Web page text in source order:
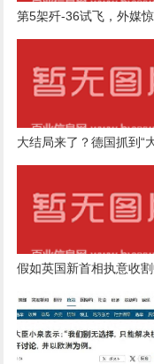
第5架歼-36试飞，外媒
大结局来了？德国抓到“
假如英国新首相执意收割
我们下一步该怎么办？